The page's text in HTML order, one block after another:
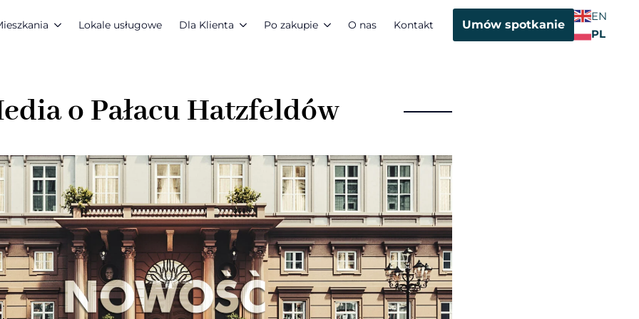
Lokale usługowe Dla Klienta Po zakupie O nas Kontakt Umów spotkanie
EN
PL
o Pałacu Hatzfeldów